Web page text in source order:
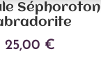
Séphoroton
25,00 €